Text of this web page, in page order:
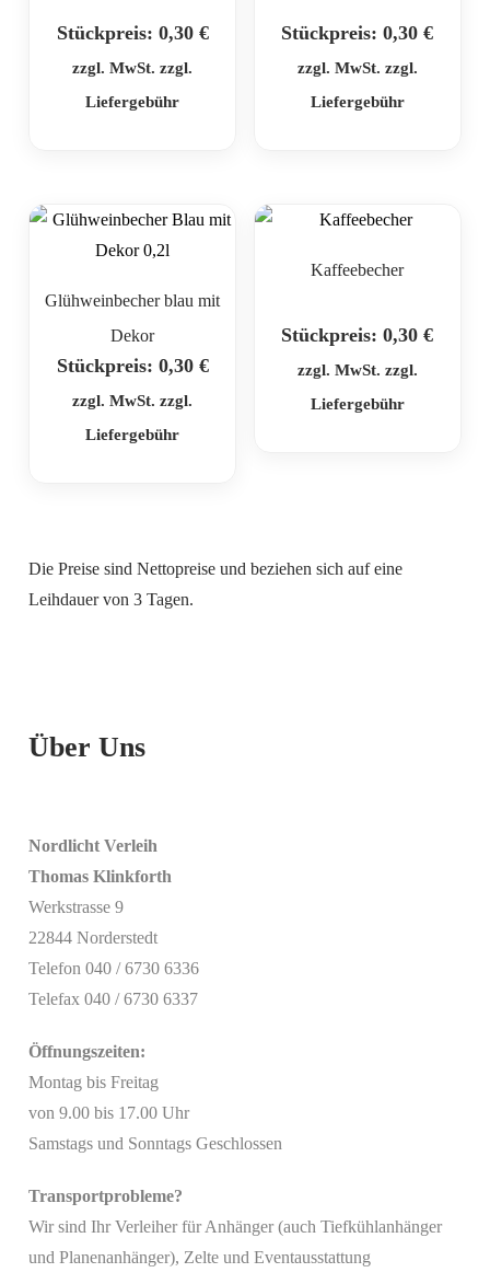
Stückpreis: 0,30 €
zzgl. MwSt. zzgl.
Liefergebühr
Stückpreis:0,30€
zzgl. MwSt. zzgl.
Liefergebühr
Glühweinbecher blau mit
Dekor
Stückpreis: 0,30 €
zzgl. MwSt. zzgl.
Liefergebühr
Kaffeebecher
Stückpreis:0,30€
zzgl. MwSt. zzgl.
Liefergebühr
Die Preise sind Nettopreise und beziehen sich auf eine
Leihdauer von 3 Tagen.
Über Uns
Nordlicht Verleih
Thomas Klinkforth
Werkstrasse 9
22844 Norderstedt
Telefon 040 / 6730 6336
Telefax 040 / 6730 6337
Öffnungszeiten:
Montag bis Freitag
von 9.00 bis 17.00 Uhr
Samstags und Sonntags Geschlossen
Transportprobleme?
Wir sind Ihr Verleiher für Anhänger (auch Tiefkühlanhänger
und Planenanhänger), Zelte und Eventausstattung
Mit